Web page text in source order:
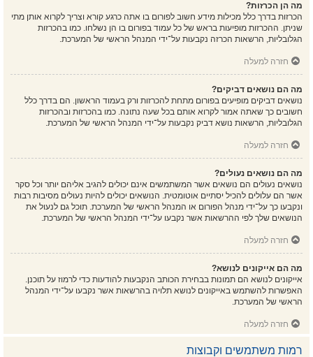
מה הן הכרזות?
הכרזות בדרך כלל מכילות מידע חשוב לפורום בו אתה כרגע קורא וצריך לקרוא אותן מתי
שניתן. ההכרזות מופיעות בראש של כל עמוד בפורום בו הן נשלחו. כמו בהכרזות
הגלובליות, הרשאות הכרזה נקבעות על־ידי המנהל הראשי של המערכת.
חזרה למעלה
מה הם נושאים דביקים?
נושאים דביקים מופיעים בפורום מתחת להכרזות ורק בעמוד הראשון. הם בדרך כלל
חשובים כך שאתה אמור לקרוא אותם בכל שעה נתונה. כמו בהכרזות ובהכרזות
הגלובליות, הרשאות נושא דביק נקבעות על־ידי המנהל הראשי של המערכת.
חזרה למעלה
מה הם נושאים נעולים?
נושאים נעולים הם נושאים אשר המשתמשים אינם יכולים להגיב אליהם יותר וכל סקר
אשר הם עלולים להכיל יסתיים אוטומטית. הנושאים יכולים להיות נעולים מסיבות רבות
ונקבעו כך על־ידי מנהל הפורום או המנהל הראשי של המערכת. תוכל גם לנעול את
הנושאים שלך לפי ההרשאות אשר נקבעו על־ידי המנהל הראשי של המערכת.
חזרה למעלה
מה הם אייקונים לנושא?
אייקונים לנושא הם תמונות בבחירת הכותב הנקבעות להודעות כדי לרמוז על תוכנן.
האפשרות להשתמש באייקונים לנושא תלויה בהרשאות אשר נקבעו על־ידי המנהל
הראשי של המערכת.
חזרה למעלה
רמות משתמשים וקבוצות